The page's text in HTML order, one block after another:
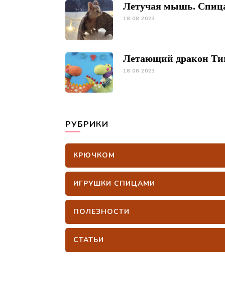
Летучая мышь.
18.08.2023
Летающий дракон
18.08.2023
РУБРИКИ
КРЮЧКОМ
ИГРУШКИ СПИЦАМИ
ПОЛЕЗНОСТИ
СТАТЬИ